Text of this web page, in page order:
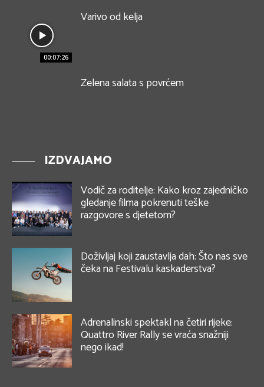
00:07:26
Varivo od kelja
Zelena salata s povrćem
IZDVAJAMO
Vodič za roditelje: Kako kroz zajedničko
gledanje filma pokrenuti teške
razgovore s djetetom?
Doživljaj koji zaustavlja dah: Što nas sve
čeka na Festivalu kaskaderstva?
Adrenalinski spektakl na četiri rijeke:
Quattro River Rally se vraća snažniji
nego ikad!